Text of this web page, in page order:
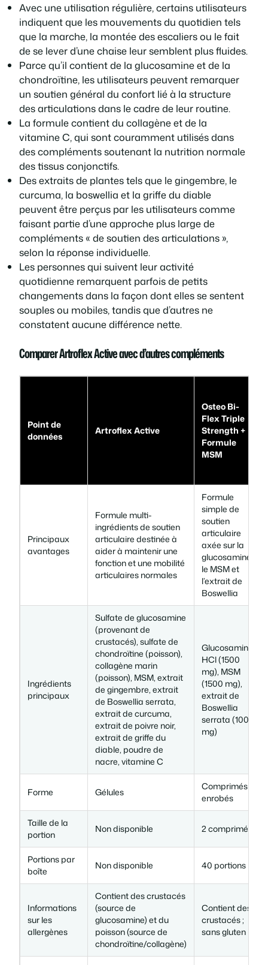
Avec une utilisation régulière, certains utilisateurs
indiquent que les mouvements du quotidien tels
que la marche, la montée des escaliers ou le fait
de se lever d’une chaise leur semblent plus fluides.
Parce qu’il contient de la glucosamine et de la
chondroïtine, les utilisateurs peuvent remarquer
un soutien général du confort lié à la structure
des articulations dans le cadre de leur routine.
La formule contient du collagène et de la
vitamine C, qui sont couramment utilisés dans
des compléments soutenant la nutrition normale
des tissus conjonctifs.
Des extraits de plantes tels que le gingembre, le
curcuma, la boswellia et la griffe du diable
peuvent être perçus par les utilisateurs comme
faisant partie d’une approche plus large de
compléments « de soutien des articulations »,
selon la réponse individuelle.
Les personnes qui suivent leur activité
quotidienne remarquent parfois de petits
changements dans la façon dont elles se sentent
souples ou mobiles, tandis que d’autres ne
constatent aucune différence nette.
Comparer Artroflex Active avec d’autres compléments
Point de
données
Artroflex Active
Osteo Bi-
Flex Triple
Strength +
Formule
MSM
Principaux
avantages
Formule multi-
ingrédients de soutien
articulaire destinée à
aider à maintenir une
fonction et une mobilité
articulaires normales
Formule
simple de
soutien
articulaire
axée sur la
glucosamine,
le MSM et
l’extrait de
Boswellia
Ingrédients
principaux
Sulfate de glucosamine
(provenant de
crustacés), sulfate de
chondroïtine (poisson),
collagène marin
(poisson), MSM, extrait
de gingembre, extrait
de Boswellia serrata,
extrait de curcuma,
extrait de poivre noir,
extrait de griffe du
diable, poudre de
nacre, vitamine C
Glucosamine
HCl (1500
mg), MSM
(1500 mg),
extrait de
Boswellia
serrata (100
mg)
Forme Gélules
Comprimés
enrobés
Taille de la
portion
Non disponible 2 comprimés
Portions par
boîte
Non disponible 40 portions
Informations
sur les
allergènes
Contient des crustacés
(source de
glucosamine) et du
poisson (source de
chondroïtine/collagène)
Contient des
crustacés ;
sans gluten